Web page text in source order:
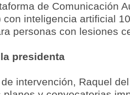
de Comunicación
con inteligencia artificial
personas con lesiones
presidenta
intervención, Raquel